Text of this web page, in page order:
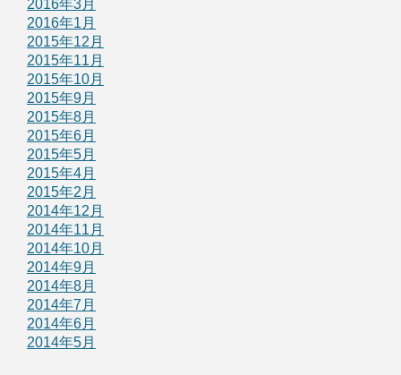
2016年3月
2016年1月
2015年12月
2015年11月
2015年10月
2015年9月
2015年8月
2015年6月
2015年5月
2015年4月
2015年2月
2014年12月
2014年11月
2014年10月
2014年9月
2014年8月
2014年7月
2014年6月
2014年5月